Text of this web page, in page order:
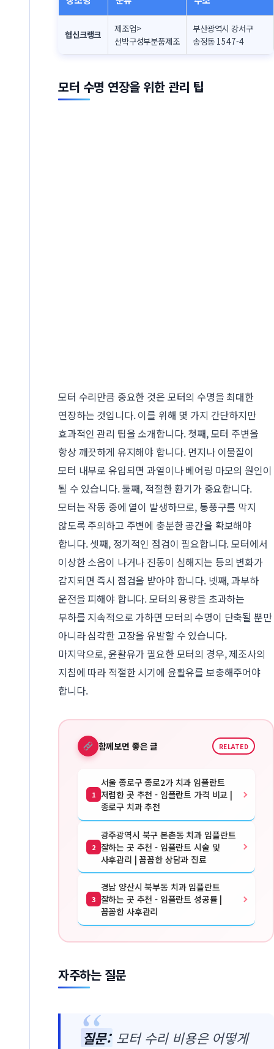
협신크랭크
제조업>
선박구성부분품제조
부산광역시 강서구
송정동 1547-4
모터 수명 연장을 위한 관리 팁
모터 수리만큼 중요한 것은 모터의 수명을 최대한
연장하는 것입니다. 이를 위해 몇 가지 간단하지만
효과적인 관리 팁을 소개합니다. 첫째, 모터 주변을
항상 깨끗하게 유지해야 합니다. 먼지나 이물질이
모터 내부로 유입되면 과열이나 베어링 마모의 원인이
될 수 있습니다. 둘째, 적절한 환기가 중요합니다.
모터는 작동 중에 열이 발생하므로, 통풍구를 막지
않도록 주의하고 주변에 충분한 공간을 확보해야
합니다. 셋째, 정기적인 점검이 필요합니다. 모터에서
이상한 소음이 나거나 진동이 심해지는 등의 변화가
감지되면 즉시 점검을 받아야 합니다. 넷째, 과부하
운전을 피해야 합니다. 모터의 용량을 초과하는
부하를 지속적으로 가하면 모터의 수명이 단축될 뿐만
아니라 심각한 고장을 유발할 수 있습니다.
마지막으로, 윤활유가 필요한 모터의 경우, 제조사의
지침에 따라 적절한 시기에 윤활유를 보충해주어야
합니다.
함께보면 좋은 글 RELATED
1
서울 종로구 종로2가 치과 임플란트
저렴한 곳 추천 - 임플란트 가격 비교 |
종로구 치과 추천
2
광주광역시 북구 본촌동 치과 임플란트
잘하는 곳 추천 - 임플란트 시술 및
사후관리 | 꼼꼼한 상담과 진료
3
경남 양산시 북부동 치과 임플란트
잘하는 곳 추천 - 임플란트 성공률 |
꼼꼼한 사후관리
자주하는 질문
질문: 모터 수리 비용은 어떻게